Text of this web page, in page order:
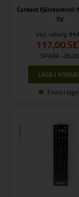
Carbest fjärrkontroll
TV
Vejl. udsalg
117,00
SPARA -86,00
Finns i